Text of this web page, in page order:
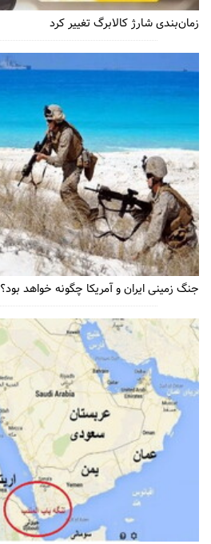
زمان‌بندی شارژ کالابرگ تغییر کرد
جنگ زمینی ایران و آمریکا چگونه خواهد بود؟